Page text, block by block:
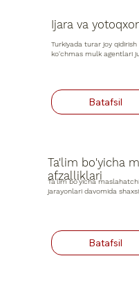
Ta'lim bo'yicha
afzalliklari
Ta'lim bo'yicha
jarayonlari davomida
Ijara va
Turkiyada turar joy
ko'chmas mulk agentlari